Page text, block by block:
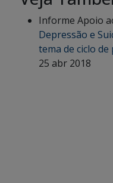
Informe Apoio
Depressão e
tema de ciclo
25 abr 2018